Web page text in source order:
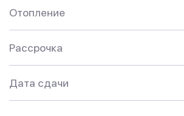
Отопление
Рассрочка
Дата сдачи